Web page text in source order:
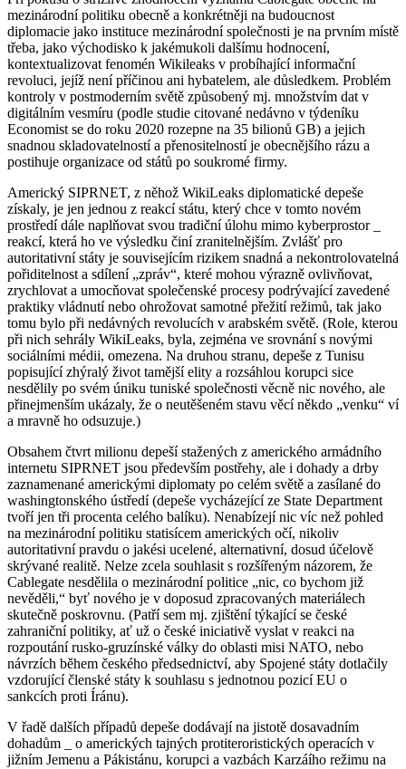
mezinárodní politiku obecně a konkrétněji na budoucnost
diplomacie jako instituce mezinárodní společnosti je na prvním místě
třeba, jako východisko k jakémukoli dalšímu hodnocení,
kontextualizovat fenomén Wikileaks v probíhající informační
revoluci, jejíž není příčinou ani hybatelem, ale důsledkem. Problém
kontroly v postmoderním světě způsobený mj. množstvím dat v
digitálním vesmíru (podle studie citované nedávno v týdeníku
Economist se do roku 2020 rozepne na 35 bilionů GB) a jejich
snadnou skladovatelností a přenositelností je obecnějšího rázu a
postihuje organizace od států po soukromé firmy.
Americký SIPRNET, z něhož WikiLeaks diplomatické depeše
získaly, je jen jednou z reakcí státu, který chce v tomto novém
prostředí dále naplňovat svou tradiční úlohu mimo kyberprostor _
reakcí, která ho ve výsledku činí zranitelnějším. Zvlášť pro
autoritativní státy je souvisejícím rizikem snadná a nekontrolovatelná
pořiditelnost a sdílení „zpráv“, které mohou výrazně ovlivňovat,
zrychlovat a umocňovat společenské procesy podrývající zavedené
praktiky vládnutí nebo ohrožovat samotné přežití režimů, tak jako
tomu bylo při nedávných revolucích v arabském světě. (Role, kterou
při nich sehrály WikiLeaks, byla, zejména ve srovnání s novými
sociálními médii, omezena. Na druhou stranu, depeše z Tunisu
popisující zhýralý život tamější elity a rozsáhlou korupci sice
nesdělily po svém úniku tuniské společnosti věcně nic nového, ale
přinejmenším ukázaly, že o neutěšeném stavu věcí někdo „venku“ ví
a mravně ho odsuzuje.)
Obsahem čtvrt milionu depeší stažených z amerického armádního
internetu SIPRNET jsou především postřehy, ale i dohady a drby
zaznamenané americkými diplomaty po celém světě a zasílané do
washingtonského ústředí (depeše vycházející ze State Department
tvoří jen tři procenta celého balíku). Nenabízejí nic víc než pohled
na mezinárodní politiku statisícem amerických očí, nikoliv
autoritativní pravdu o jakési ucelené, alternativní, dosud účelově
skrývané realitě. Nelze zcela souhlasit s rozšířeným názorem, že
Cablegate nesdělila o mezinárodní politice „nic, co bychom již
nevěděli,“ byť nového je v doposud zpracovaných materiálech
skutečně poskrovnu. (Patří sem mj. zjištění týkající se české
zahraniční politiky, ať už o české iniciativě vyslat v reakci na
rozpoutání rusko-gruzínské války do oblasti misi NATO, nebo
návrzích během českého předsednictví, aby Spojené státy dotlačily
vzdorující členské státy k souhlasu s jednotnou pozicí EU o
sankcích proti Íránu).
V řadě dalších případů depeše dodávají na jistotě dosavadním
dohadům _ o amerických tajných protiteroristických operacích v
jižním Jemenu a Pákistánu, korupci a vazbách Karzáího režimu na